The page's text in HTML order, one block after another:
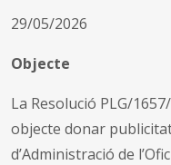
29/05/2026
Objecte
La Resolució PLG/
objecte donar
d’Administració de